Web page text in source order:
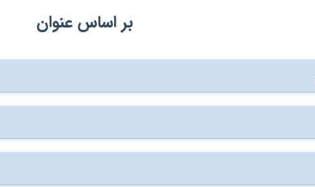
بر اساس عنوان